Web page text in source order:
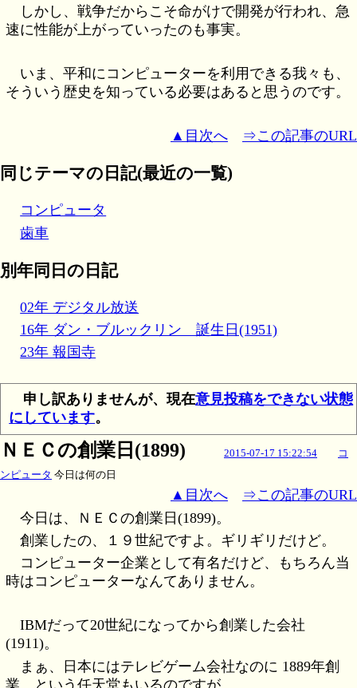
しかし、戦争だからこそ命がけで開発が行われ、急
速に性能が上がっていったのも事実。
いま、平和にコンピューターを利用できる我々も、
そういう歴史を知っている必要はあると思うのです。
▲目次へ ⇒この記事のURL
同じテーマの日記(最近の一覧)
コンピュータ
歯車
別年同日の日記
02年 デジタル放送
16年 ダン・ブルックリン 誕生日(1951)
23年 報国寺
申し訳ありませんが、現在意見投稿をできない状態
にしています。
ＮＥＣの創業日(1899) 2015-07-17 15:22:54
コ
ンピュータ 今日は何の日
▲目次へ
⇒この記事のURL
今日は、ＮＥＣの創業日(1899)。
創業したの、１９世紀ですよ。ギリギリだけど。
コンピューター企業として有名だけど、もちろん当
時はコンピューターなんてありません。
IBMだって20世紀になってから創業した会社
(1911)。
まぁ、日本にはテレビゲーム会社なのに 1889年創
業、という任天堂もいるのですが。